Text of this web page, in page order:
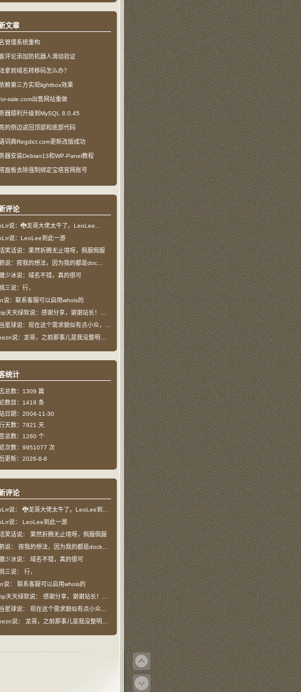
文章
管理系统重构
评论添加防机器人滑动验证
拿到域名转移码怎么办？
赖第三方实现lightbox效果
sale.com出售网站重做
器顺利升级到MySQL 8.0.45
的侧边返回顶部和底部代码
词典Regdict.com更新改版成功
器安装Debian13和WP-Panel教程
面板去除强制绑定宝塔官网账号
评论
说：🐉龙哥大佬太牛了。LeoLee...
说：LeoLee到此一游
笑话说：果然折腾无止境呀，佩服佩服
说：按我的想法，因为我的都是doc...
少冰说：域名不错，真的很可
三说：行，
说：联系客服可以启用whois的
天天绿软说：感谢分享，谢谢站长！！已收藏
星球说：现在这个需求貌似有点小众，不过...
说：龙哥，之前那事儿是我没整明白，...
统计
总数：1309 篇
数目：1419 条
日期：2004-11-30
天数：7921 天
总数：1260 个
次数：9951077 次
更新：2026-8-8
评论
说： 🐉龙哥大佬太牛了。LeoLee到此一游
说： LeoLee到此一游
笑话说： 果然折腾无止境呀，佩服佩服
说： 按我的想法，因为我的都是docker容器…
少冰说： 域名不错，真的很可
三说： 行，
说： 联系客服可以启用whois的
天天绿软说： 感谢分享，谢谢站长！！已收藏
星球说： 现在这个需求貌似有点小众，不过工具类我也…
说： 龙哥，之前那事儿是我没整明白，搞个申请页…